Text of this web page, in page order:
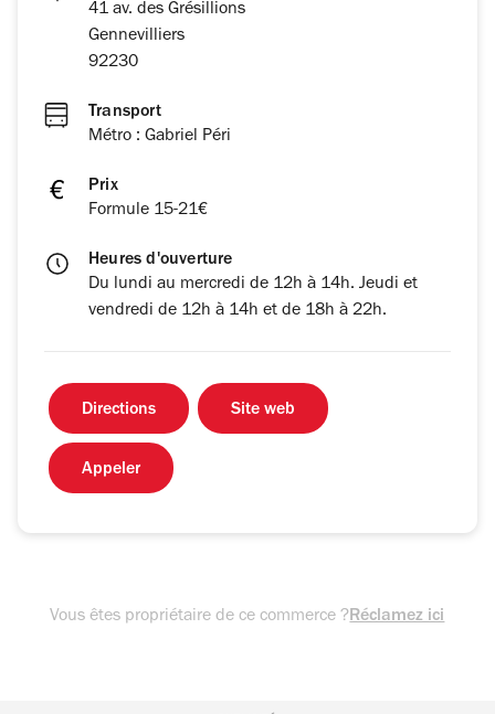
41 av. des Grésillions
Gennevilliers
92230
Transport
Métro : Gabriel Péri
Prix
Formule 15-21€
Heures d'ouverture
Du lundi au mercredi de 12h à 14h. Jeudi et
vendredi de 12h à 14h et de 18h à 22h.
Directions Site web
Appeler
Vous êtes propriétaire de ce commerce ?Réclamez ici